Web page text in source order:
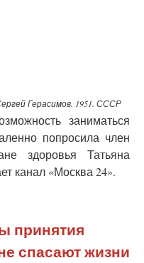
Герасимов. 1951. СССР
заниматься
попросила член
здоровья Татьяна
канал «Москва 24».
принятия
спасают жизни